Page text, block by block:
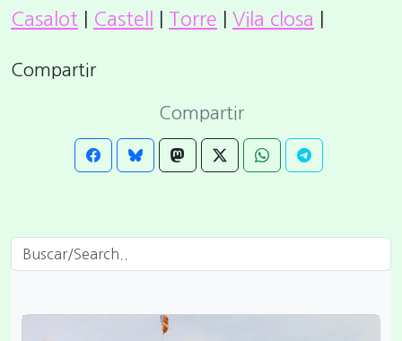
Casalot Castell Torre Vila closa
Compartir
Compartir